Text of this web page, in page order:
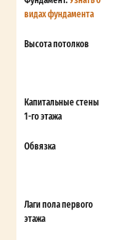
видах фундамента
Высота потолков
Капитальные стены
1-го этажа
Обвязка
Лаги пола первого
этажа